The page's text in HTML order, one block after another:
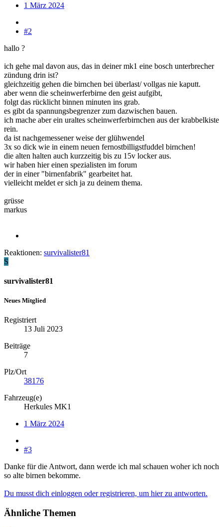
1 März 2024
#2
hallo ?
ich gehe mal davon aus, das in deiner mk1 eine bosch unterbrecher
zündung drin ist?
gleichzeitig gehen die birnchen bei überlast/ vollgas nie kaputt.
aber wenn die scheinwerferbirne den geist aufgibt,
folgt das rücklicht binnen minuten ins grab.
es gibt da spannungsbegrenzer zum dazwischen bauen.
ich mache aber ein uraltes scheinwerferbirnchen aus der krabbelkiste
rein.
da ist nachgemessener weise der glühwendel
3x so dick wie in einem neuen fernostbilligstfuddel birnchen!
die alten halten auch kurzzeitig bis zu 15v locker aus.
wir haben hier einen spezialisten im forum
der in einer "birnenfabrik" gearbeitet hat.
vielleicht meldet er sich ja zu deinem thema.
grüsse
markus
Reaktionen: survivalister81
S
survivalister81
Neues Mitglied
Registriert
13 Juli 2023
Beiträge
7
Plz/Ort
38176
Fahrzeug(e)
Herkules MK1
1 März 2024
#3
Danke für die Antwort, dann werde ich mal schauen woher ich noch
so alte birnen bekomme.
Du musst dich einloggen oder registrieren, um hier zu antworten.
Ähnliche Themen